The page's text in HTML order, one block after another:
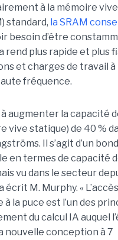
à la mémoire vive
standard, la SRAM
besoin d’être
rend plus rapide et plus
et charges de travail à
fréquence.
à augmenter la capacité
vive statique) de 40 %
Il s’agit d’un
en termes de capacité
vu dans le secteur
écrit M. Murphy. «
la puce est l’un des
du calcul IA auquel
nouvelle conception à 7